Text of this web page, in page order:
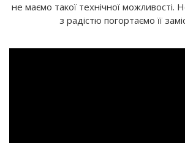
не маємо такої технічної
з радістю погортаємо її